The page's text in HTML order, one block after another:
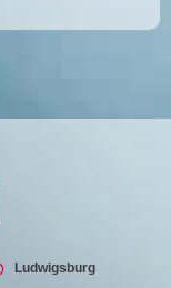
Ludwigsburg